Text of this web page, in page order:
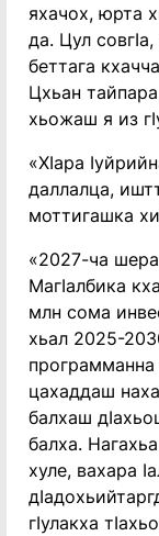
яхачох, юрта
да. Цул
беттага
Цхьан
хьожаш я из
«Хӏара
даллалца,
моттигашка
«2027-ча шера
Магӏалбика
млн сома
хьал 2025-
цахаддаш
балхаш
балха.
хуле, вахара
гӏулакха